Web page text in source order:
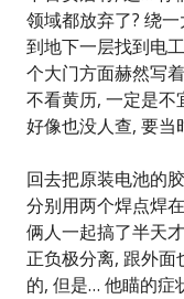
领域都放弃了? 绕
到地下一层找到电
个大门方面赫然写
不看黄历, 一定是不
好像也没人查, 要当
回去把原装电池的
分别用两个焊点焊
俩人一起搞了半天
正负极分离, 跟外
的, 但是… 他瞄的症